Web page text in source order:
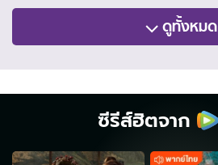
ดูทั้งหมด
ซีรีส์ฮิตจาก